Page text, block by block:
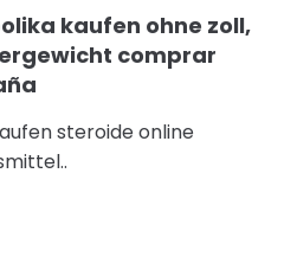
kaufen ohne zoll,
comprar
steroide online